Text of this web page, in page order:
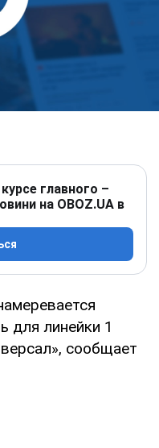
главного –
на OBOZ.UA в
для линейки 1
сообщает